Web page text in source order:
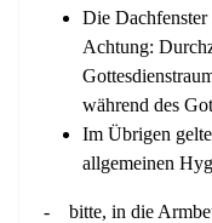
Die
Achtung:
während des
Im Übrigen
allgemeinen
- bitte, in die